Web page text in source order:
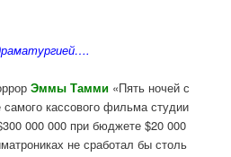
Эммы Тамми «Пять ночей с
кассового фильма студии
000 000 при бюджете $20 000
не сработал бы столь